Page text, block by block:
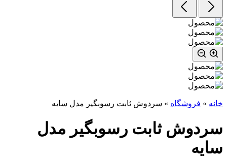
خانه » فروشگاه » سردوش ثابت رسوبگیر مدل سایه
سردوش ثابت رسوبگیر مدل
سایه